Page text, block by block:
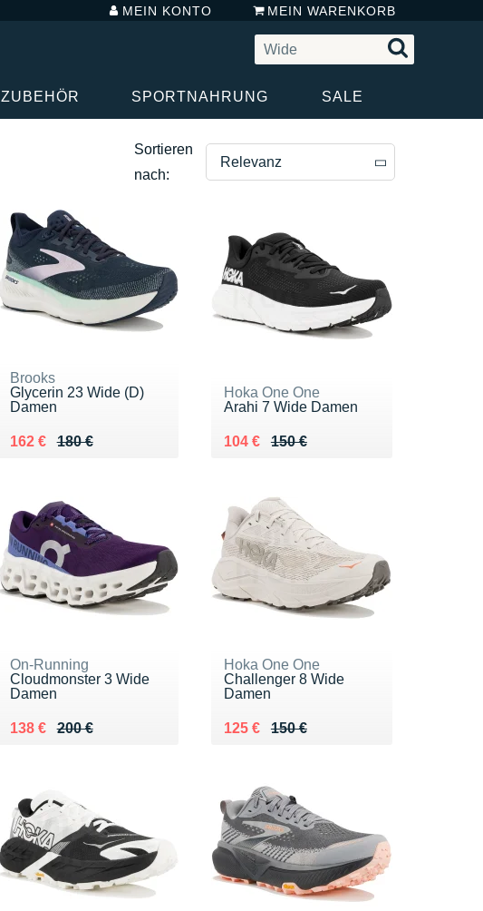
MEIN KONTO MEIN WARENKORB
ZUBEHÖR SPORTNAHRUNG SALE
Sortieren
nach:
Relevanz
Preis absteigend
Preis aufsteigend
Brooks
Glycerin 23 Wide (D)
Damen
180 €
Au lieu de 180 €
162 €
Vendu 162 €
Hoka One One
Arahi 7 Wide Damen
150 €
Au lieu de 150 €
104 €
Vendu 104 €
On-Running
Cloudmonster 3 Wide
Damen
200 €
Au lieu de 200 €
138 €
Vendu 138 €
Hoka One One
Challenger 8 Wide
Damen
150 €
Au lieu de 150 €
125 €
Vendu 125 €